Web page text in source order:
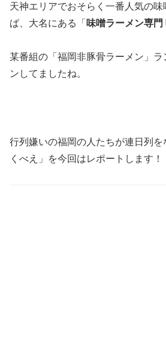
天神エリアでおそらく一番人気の味
ば、大名にある「 味噌ラーメン専門
某番組の「福岡非豚骨ラーメン」ラ
ンしてましたね。
行列嫌いの福岡の人たちが連日列
くべえ」を今回はレポートします！